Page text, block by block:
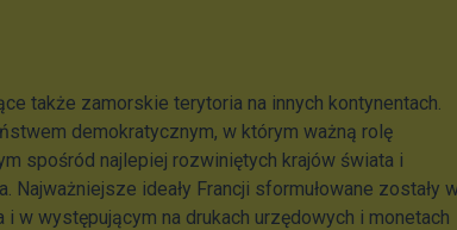
także zamorskie terytoria na innych kontynentach.
demokratycznym, w którym ważną rolę
spośród najlepiej rozwiniętych krajów świata i
Najważniejsze ideały Francji sformułowane zostały
i w występującym na drukach urzędowych i monetach